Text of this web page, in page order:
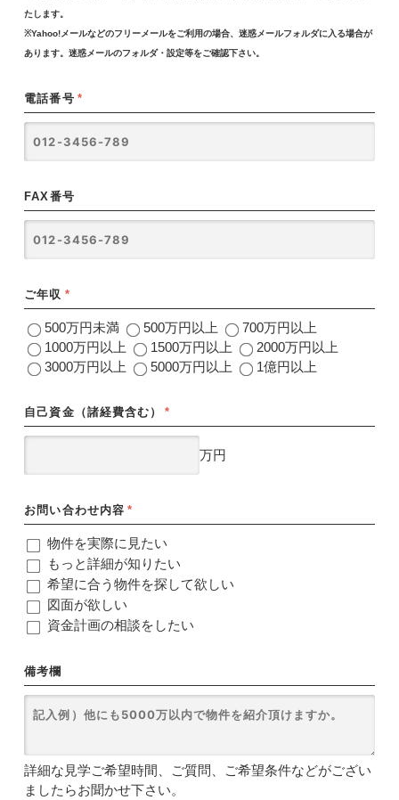
たします。
※Yahoo!メールなどのフリーメールをご利用の場合、迷惑メールフォルダに入る場合が
あります。迷惑メールのフォルダ・設定等をご確認下さい。
電話番号 *
FAX番号
ご年収 *
500万円未満 500万円以上
700万円以上
1000万円以上
1500万円以上
2000万円以上
3000万円以上
5000万円以上 1億円以上
自己資金（諸経費含む） *
万円
お問い合わせ内容 *
物件を実際に見たい
もっと詳細が知りたい
希望に合う物件を探して欲しい
図面が欲しい
資金計画の相談をしたい
備考欄
詳細な見学ご希望時間、ご質問、ご希望条件などがござい
ましたらお聞かせ下さい。